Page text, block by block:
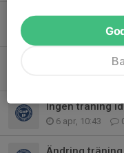
Ingen träning
26 apr, 21:43
Ingen träning
6 apr, 10:43